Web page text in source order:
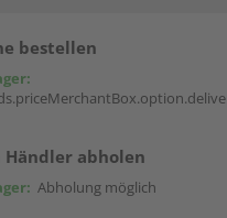
bestellen
Händler abholen
Abholung möglich